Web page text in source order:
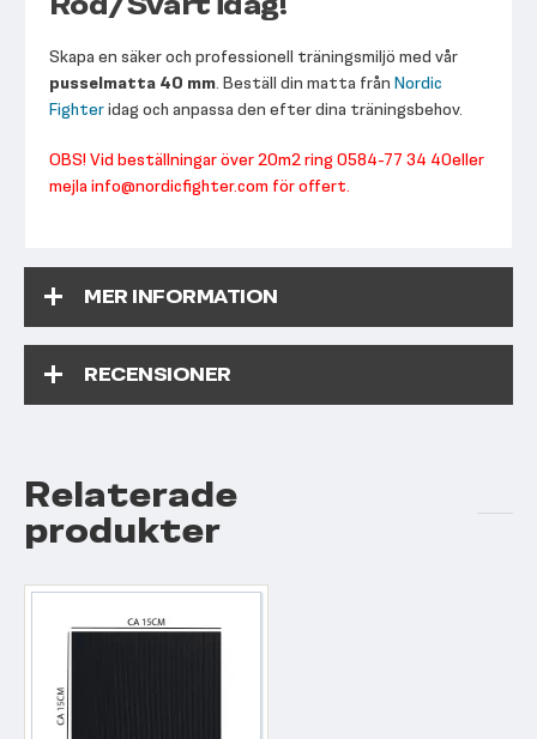
Skapa en säker och professionell träningsmiljö med vår
pusselmatta 40 mm. Beställ din matta från Nordic
Fighteridag och anpassa den efter dina träningsbehov.
OBS! Vid beställningar över 20m2 ring 0584-77 34 40eller
mejla info@nordicfighter.com för offert.
MER INFORMATION
RECENSIONER
Relaterade
produkter